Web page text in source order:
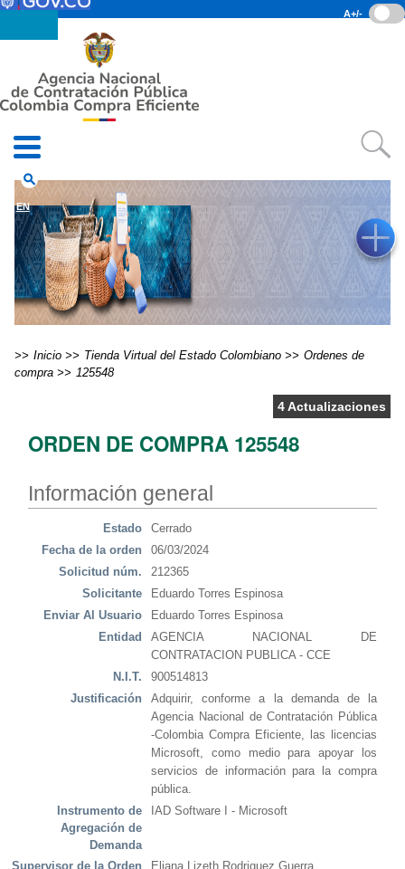
Pasar al contenido principal
• Datos abiertos
• PQRSD
• Preguntas Frecuentes
search
EN
A+/-
Inicio Tienda Virtual del Estado Colombiano
Ordenes de
compra
125548
4 Actualizaciones
ORDEN DE COMPRA 125548
Información general
Estado
Cerrado
Fecha de la orden
06/03/2024
Solicitud núm.
212365
Solicitante
Eduardo Torres Espinosa
Enviar Al Usuario
Eduardo Torres Espinosa
Entidad
AGENCIA NACIONAL DE
CONTRATACION PUBLICA - CCE
N.I.T.
900514813
Justificación
Adquirir, conforme a la demanda de la
Agencia Nacional de Contratación Pública
-Colombia Compra Eficiente, las licencias
Microsoft, como medio para apoyar los
servicios de información para la compra
pública.
Instrumento de
Agregación de
Demanda
IAD Software I - Microsoft
Supervisor de la Orden
Eliana Lizeth Rodriguez Guerra